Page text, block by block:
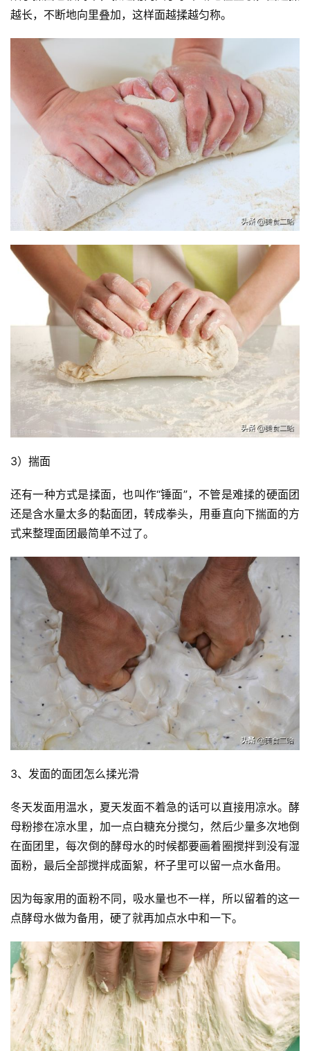
越长，不断地向里叠加，这样面越揉越匀称。
3）揣面
还有一种方式是揉面，也叫作“锤面”，不管是难揉的硬面团
还是含水量太多的黏面团，转成拳头，用垂直向下揣面的方
式来整理面团最简单不过了。
3、发面的面团怎么揉光滑
冬天发面用温水，夏天发面不着急的话可以直接用凉水。酵
母粉掺在凉水里，加一点白糖充分搅匀，然后少量多次地倒
在面团里，每次倒的酵母水的时候都要画着圈搅拌到没有湿
面粉，最后全部搅拌成面絮，杯子里可以留一点水备用。
因为每家用的面粉不同，吸水量也不一样，所以留着的这一
点酵母水做为备用，硬了就再加点水中和一下。